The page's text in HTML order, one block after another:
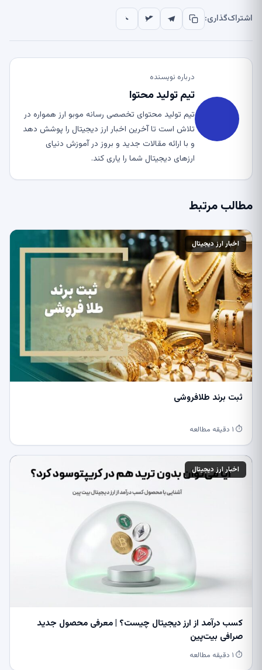
اشتراک‌گذاری:
درباره نویسنده
تیم تولید محتوا
تیم تولید محتوای تخصصی رسانه موبو ارز همواره در
تلاش است تا آخرین اخبار ارز دیجیتال را پوشش دهد
و با ارائه مقالات جدید و بروز در آموزش دنیای
ارزهای دیجیتال شما را یاری کند.
مطالب مرتبط
اخبار ارز دیجیتال
ثبت برند طلافروشی
⏱ ۱ دقیقه مطالعه
اخبار ارز دیجیتال
کسب درآمد از ارز دیجیتال چیست؟ | معرفی محصول جدید
صرافی بیت‌پین
⏱ ۱ دقیقه مطالعه